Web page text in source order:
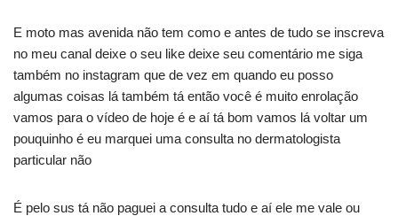
E moto mas avenida não tem como e antes de tudo se inscreva
no meu canal deixe o seu like deixe seu comentário me siga
também no instagram que de vez em quando eu posso
algumas coisas lá também tá então você é muito enrolação
vamos para o vídeo de hoje é e aí tá bom vamos lá voltar um
pouquinho é eu marquei uma consulta no dermatologista
particular não
É pelo sus tá não paguei a consulta tudo e aí ele me vale ou